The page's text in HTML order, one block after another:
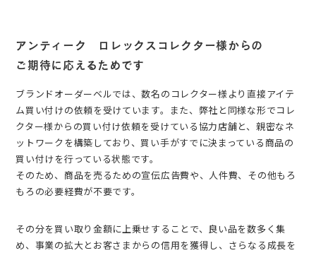
アンティーク ロレックスコレクター様からの
ご期待に応えるためです
ブランドオーダーベルでは、数名のコレクター様より直接アイテ
ム買い付けの依頼を受けています。また、弊社と同様な形でコレ
クター様からの買い付け依頼を受けている協力店舗と、親密なネ
ットワークを構築しており、買い手がすでに決まっている商品の
買い付けを行っている状態です。
そのため、商品を売るための宣伝広告費や、人件費、その他もろ
もろの必要経費が不要です。
その分を買い取り金額に上乗せすることで、良い品を数多く集
め、事業の拡大とお客さまからの信用を獲得し、さらなる成長を